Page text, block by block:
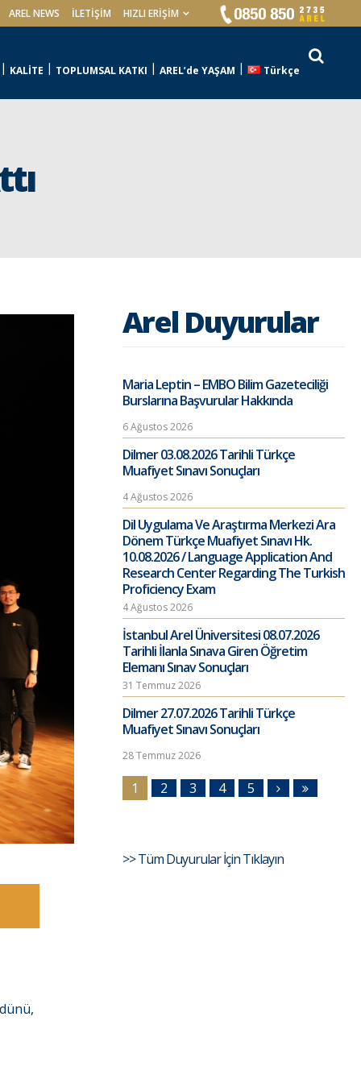
AREL NEWS İLETIŞIM HIZLI ERİŞİM
KALİTE TOPLUMSAL KATKI AREL’de YAŞAM Türkçe
Arel Duyurular
Maria Leptin – EMBO Bilim Gazeteciliği
Burslarına Başvurular Hakkında
6 Ağustos 2026
Dilmer 03.08.2026 Tarihli Türkçe
Muafiyet Sınavı Sonuçları
4 Ağustos 2026
Dil Uygulama Ve Araştırma Merkezi Ara
Dönem Türkçe Muafiyet Sınavı Hk.
10.08.2026 / Language Application And
Research Center Regarding The Turkish
Proficiency Exam
4 Ağustos 2026
İstanbul Arel Üniversitesi 08.07.2026
Tarihli İlanla Sınava Giren Öğretim
Elemanı Sınav Sonuçları
31 Temmuz 2026
Dilmer 27.07.2026 Tarihli Türkçe
Muafiyet Sınavı Sonuçları
28 Temmuz 2026
1 2 3 4 5
>> Tüm Duyurular İçin Tıklayın